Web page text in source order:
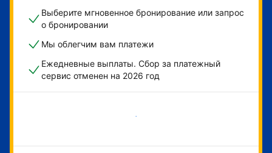
Выберите мгновенное бронирование или запрос
о бронировании
Мы облегчим вам платежи
Ежедневные выплаты. Сбор за платежный
сервис отменен на 2026 год
Начать